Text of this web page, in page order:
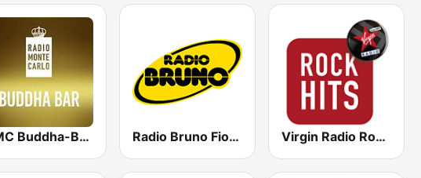
RMC Buddha-Bar Monte Carlo Radio Bruno Fiorentina Virgin Radio Rock Hits